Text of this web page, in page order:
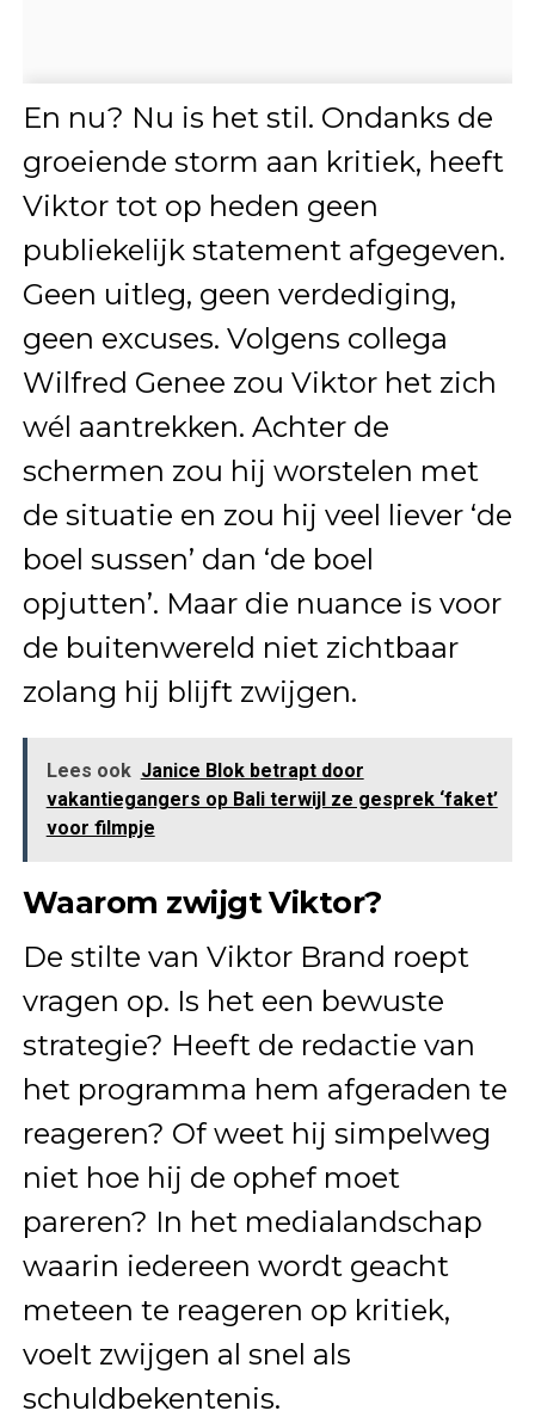
En nu? Nu is het stil. Ondanks de
groeiende storm aan kritiek, heeft
Viktor tot op heden geen
publiekelijk statement afgegeven.
Geen uitleg, geen verdediging,
geen excuses. Volgens collega
Wilfred Genee zou Viktor het zich
wél aantrekken. Achter de
schermen zou hij worstelen met
de situatie en zou hij veel liever ‘de
boel sussen’ dan ‘de boel
opjutten’. Maar die nuance is voor
de buitenwereld niet zichtbaar
zolang hij blijft zwijgen.
Lees ook Janice Blok betrapt door
vakantiegangers op Bali terwijl ze gesprek ‘faket’
voor filmpje
Waarom zwijgt Viktor?
De stilte van Viktor Brand roept
vragen op. Is het een bewuste
strategie? Heeft de redactie van
het programma hem afgeraden te
reageren? Of weet hij simpelweg
niet hoe hij de ophef moet
pareren? In het medialandschap
waarin iedereen wordt geacht
meteen te reageren op kritiek,
voelt zwijgen al snel als
schuldbekentenis.